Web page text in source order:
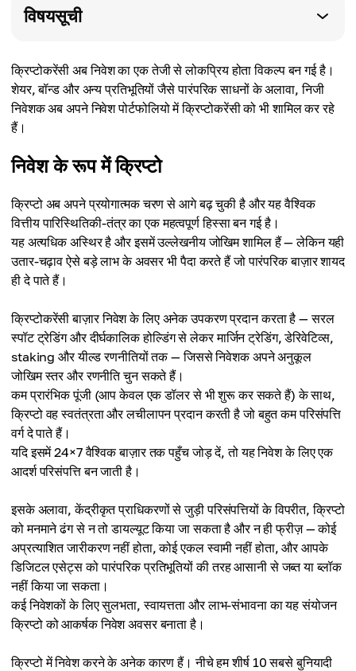
विषयसूची
क्रिप्टोकरेंसी अब निवेश का एक तेजी से लोकप्रिय होता विकल्प बन गई है।
शेयर, बॉन्ड और अन्य प्रतिभूतियों जैसे पारंपरिक साधनों के अलावा, निजी
निवेशक अब अपने निवेश पोर्टफोलियो में क्रिप्टोकरेंसी को भी शामिल कर रहे
हैं।
निवेश के रूप में क्रिप्टो
क्रिप्टो अब अपने प्रयोगात्मक चरण से आगे बढ़ चुकी है और यह वैश्विक
वित्तीय पारिस्थितिकी-तंत्र का एक महत्वपूर्ण हिस्सा बन गई है।
यह अत्यधिक अस्थिर है और इसमें उल्लेखनीय जोखिम शामिल हैं — लेकिन यही
उतार-चढ़ाव ऐसे बड़े लाभ के अवसर भी पैदा करते हैं जो पारंपरिक बाज़ार शायद
ही दे पाते हैं।
क्रिप्टोकरेंसी बाज़ार निवेश के लिए अनेक उपकरण प्रदान करता है — सरल
स्पॉट ट्रेडिंग और दीर्घकालिक होल्डिंग से लेकर मार्जिन ट्रेडिंग, डेरिवेटिव्स,
staking और यील्ड रणनीतियों तक — जिससे निवेशक अपने अनुकूल
जोखिम स्तर और रणनीति चुन सकते हैं।
कम प्रारंभिक पूंजी (आप केवल एक डॉलर से भी शुरू कर सकते हैं) के साथ,
क्रिप्टो वह स्वतंत्रता और लचीलापन प्रदान करती है जो बहुत कम परिसंपत्ति
वर्ग दे पाते हैं।
यदि इसमें 24×7 वैश्विक बाज़ार तक पहुँच जोड़ दें, तो यह निवेश के लिए एक
आदर्श परिसंपत्ति बन जाती है।
इसके अलावा, केंद्रीकृत प्राधिकरणों से जुड़ी परिसंपत्तियों के विपरीत, क्रिप्टो
को मनमाने ढंग से न तो डायल्यूट किया जा सकता है और न ही फ्रीज़ — कोई
अप्रत्याशित जारीकरण नहीं होता, कोई एकल स्वामी नहीं होता, और आपके
डिजिटल एसेट्स को पारंपरिक प्रतिभूतियों की तरह आसानी से जब्त या ब्लॉक
नहीं किया जा सकता।
कई निवेशकों के लिए सुलभता, स्वायत्तता और लाभ-संभावना का यह संयोजन
क्रिप्टो को आकर्षक निवेश अवसर बनाता है।
क्रिप्टो में निवेश करने के अनेक कारण हैं। नीचे हम शीर्ष 10 सबसे बुनियादी